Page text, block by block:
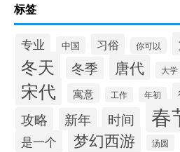
标签
专业 中国 习俗 你可以
冬天 冬季 唐代 大学
宋代 寓意 工作 年初
攻略 新年 时间 春
是一个 梦幻西游 汤圆